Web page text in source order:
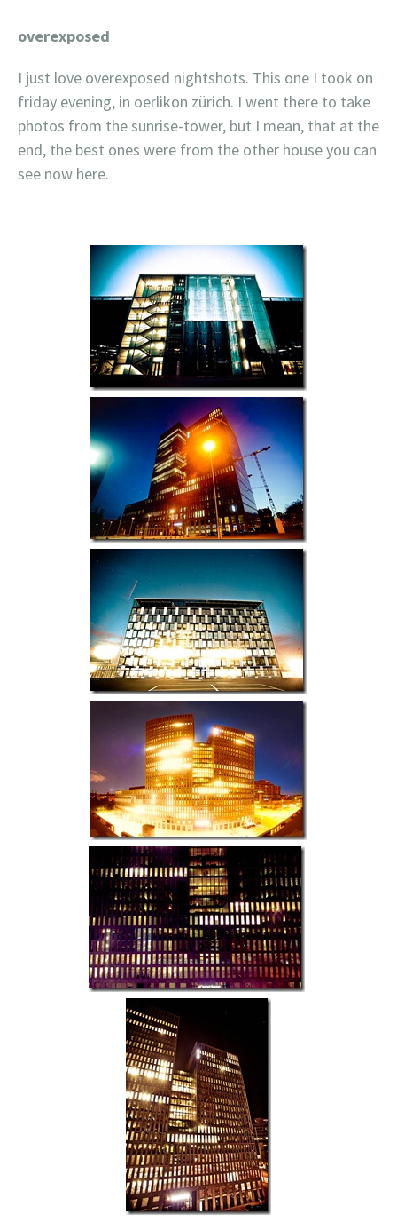
overexposed
I just love overexposed nightshots. This one I took on
friday evening, in oerlikon zürich. I went there to take
photos from the sunrise-tower, but I mean, that at the
end, the best ones were from the other house you can
see now here.